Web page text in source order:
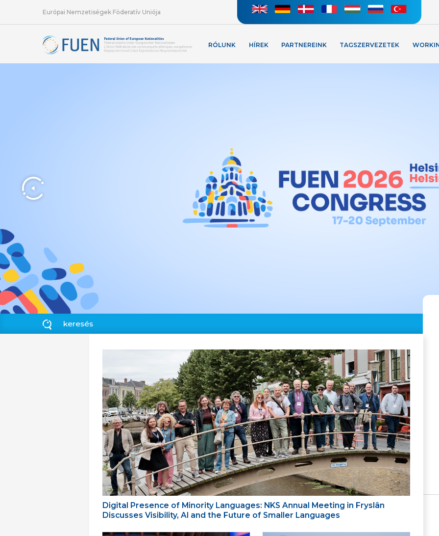
Európai Nemzetiségek Föderatív Uniója
RÓLUNK HÍREK PARTNEREINK TAGSZERVEZETEK
Digital Presence of Minority Languages: NKS Annual Meeting in Fryslân
Discusses Visibility, AI and the Future of Smaller Languages